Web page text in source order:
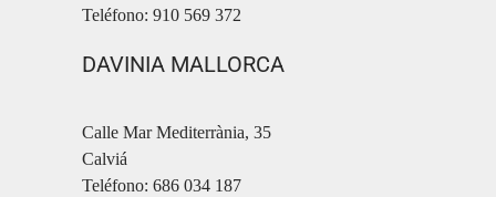
Teléfono: 910 569 372
DAVINIA MALLORCA
Calle Mar Mediterrània, 35
Calviá
Teléfono: 686 034 187